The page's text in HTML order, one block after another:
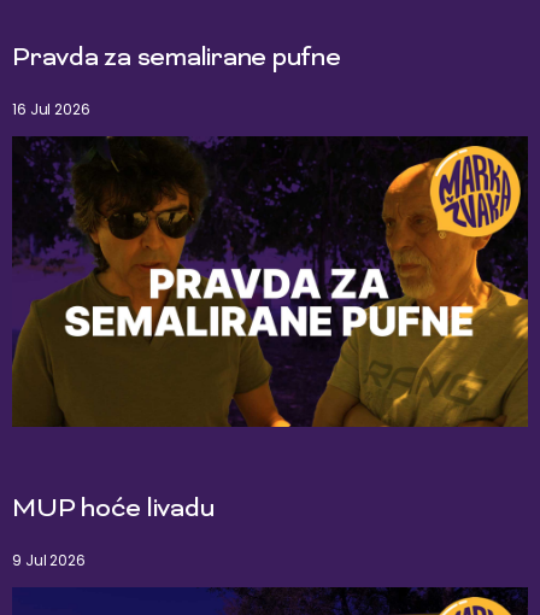
Pravda za semalirane pufne
16 Jul 2026
MUP hoće livadu
9 Jul 2026